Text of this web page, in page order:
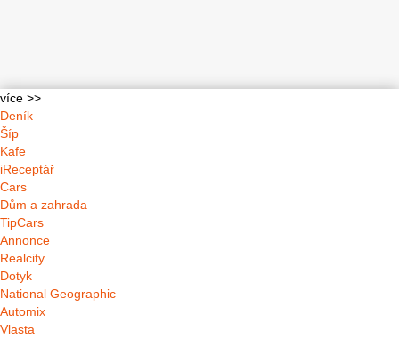
více >>
Deník
Šíp
Kafe
iReceptář
Cars
Dům a zahrada
TipCars
Annonce
Realcity
Dotyk
National Geographic
Automix
Vlasta